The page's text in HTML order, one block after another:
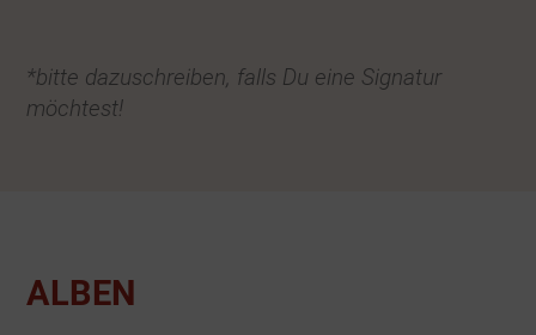
*bitte dazuschreiben, falls Du eine Signatur
möchtest!
ALBEN